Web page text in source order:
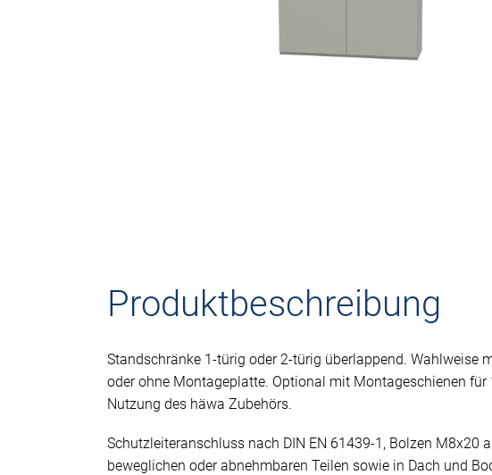
Produktbeschreibung
Standschränke 1-türig oder 2-türig überlappend. Wahlweise
oder ohne Montageplatte. Optional mit Montageschienen für
Nutzung des häwa Zubehörs.
Schutzleiteranschluss nach DIN EN 61439-1, Bolzen M8x20
beweglichen oder abnehmbaren Teilen sowie in Dach und